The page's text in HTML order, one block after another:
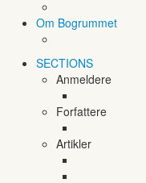
Om Bogrummet
SECTIONS
Anmeldere
Forfattere
Artikler